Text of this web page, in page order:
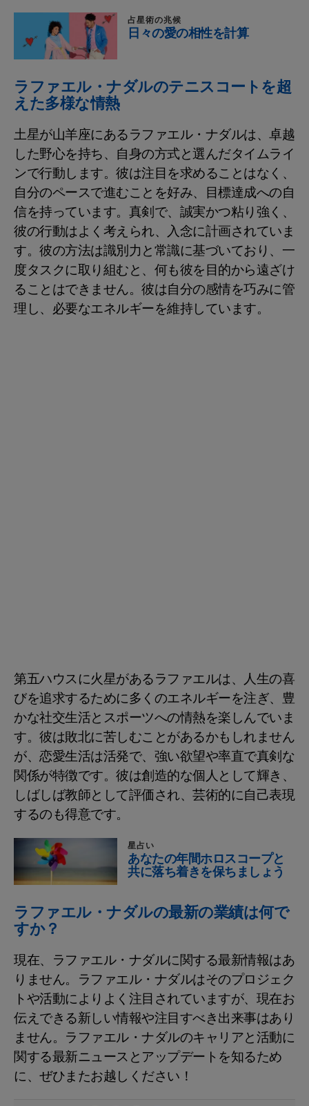
占星術の兆候
日々の愛の相性を計算
ラファエル・ナダルのテニスコートを超
えた多様な情熱
土星が山羊座にあるラファエル・ナダルは、卓越
した野心を持ち、自身の方式と選んだタイムライ
ンで行動します。彼は注目を求めることはなく、
自分のペースで進むことを好み、目標達成への自
信を持っています。真剣で、誠実かつ粘り強く、
彼の行動はよく考えられ、入念に計画されていま
す。彼の方法は識別力と常識に基づいており、一
度タスクに取り組むと、何も彼を目的から遠ざけ
ることはできません。彼は自分の感情を巧みに管
理し、必要なエネルギーを維持しています。
第五ハウスに火星があるラファエルは、人生の喜
びを追求するために多くのエネルギーを注ぎ、豊
かな社交生活とスポーツへの情熱を楽しんでいま
す。彼は敗北に苦しむことがあるかもしれません
が、恋愛生活は活発で、強い欲望や率直で真剣な
関係が特徴です。彼は創造的な個人として輝き、
しばしば教師として評価され、芸術的に自己表現
するのも得意です。
星占い
あなたの年間ホロスコープと
共に落ち着きを保ちましょう
ラファエル・ナダルの最新の業績は何で
すか？
現在、ラファエル・ナダルに関する最新情報はあ
りません。ラファエル・ナダルはそのプロジェク
トや活動によりよく注目されていますが、現在お
伝えできる新しい情報や注目すべき出来事はあり
ません。ラファエル・ナダルのキャリアと活動に
関する最新ニュースとアップデートを知るため
に、ぜひまたお越しください！